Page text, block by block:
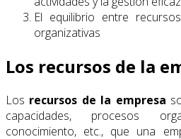
El equilibrio entre
organizativas
Los recursos de la
Los recursos de la empresa
capacidades, procesos
conocimiento, etc., que una